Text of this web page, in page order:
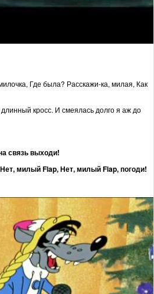
Где была? Расскажи-ка, милая, Как
кросс. И смеялась долго я аж до
связь выходи!
Нет, милый Flap, Нет, милый Flap, погоди!